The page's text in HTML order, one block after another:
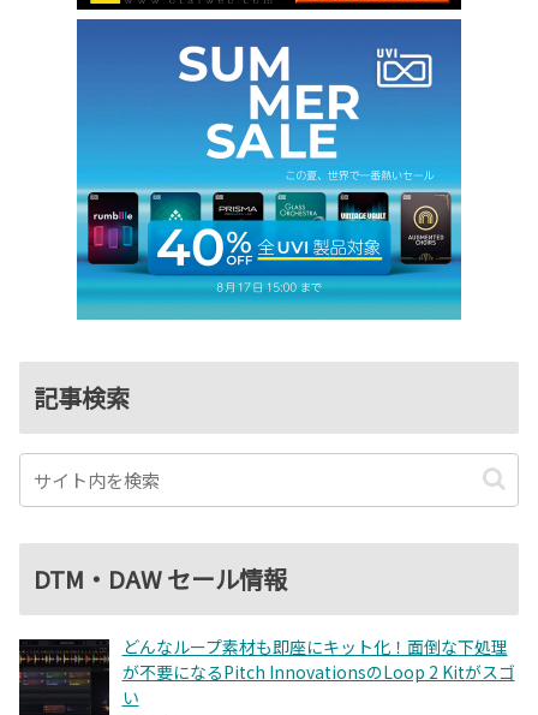
記事検索
DTM・DAW セール情報
どんなループ素材も即座にキット化！面倒な下処理
が不要になるPitch InnovationsのLoop 2 Kitがスゴ
い